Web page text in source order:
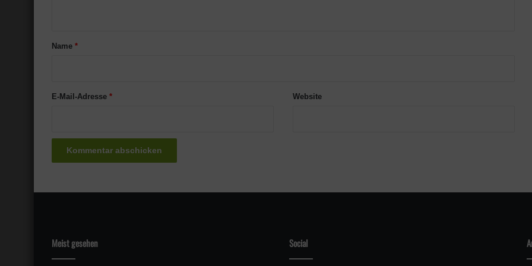
aName *
E-Mail-Adresse * Website
Meist gesehen Social